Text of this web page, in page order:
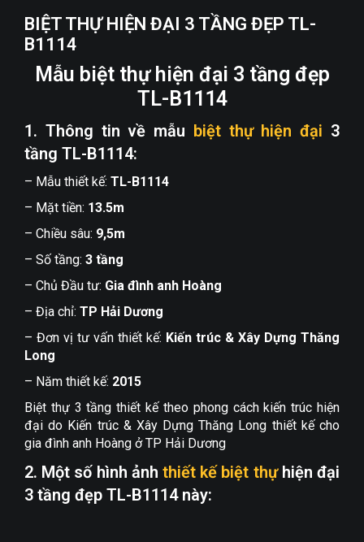
BIỆT THỰ HIỆN ĐẠI 3 TẦNG ĐẸP TL-
B1114
Mẫu biệt thự hiện đại 3 tầng đẹp
TL-B1114
1. Thông tin về mẫu biệt thự hiện đại 3
tầng TL-B1114:
– Mẫu thiết kế: TL-B1114
– Mặt tiền: 13.5m
– Chiều sâu: 9,5m
– Số tầng: 3 tầng
– Chủ Đầu tư: Gia đình anh Hoàng
– Địa chỉ: TP Hải Dương
– Đơn vị tư vấn thiết kế: Kiến trúc & Xây Dựng Thăng
Long
– Năm thiết kế: 2015
Biệt thự 3 tầng thiết kế theo phong cách kiến trúc hiện
đại do Kiến trúc & Xây Dựng Thăng Long thiết kế cho
gia đình anh Hoàng ở TP Hải Dương
2. Một số hình ảnh thiết kế biệt thựhiện đại
3 tầng đẹp TL-B1114 này: